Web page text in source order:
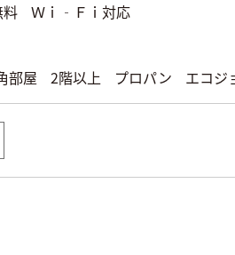
Ｗｉ‐Ｆｉ対応
部屋 2階以上 プロパン エコジ